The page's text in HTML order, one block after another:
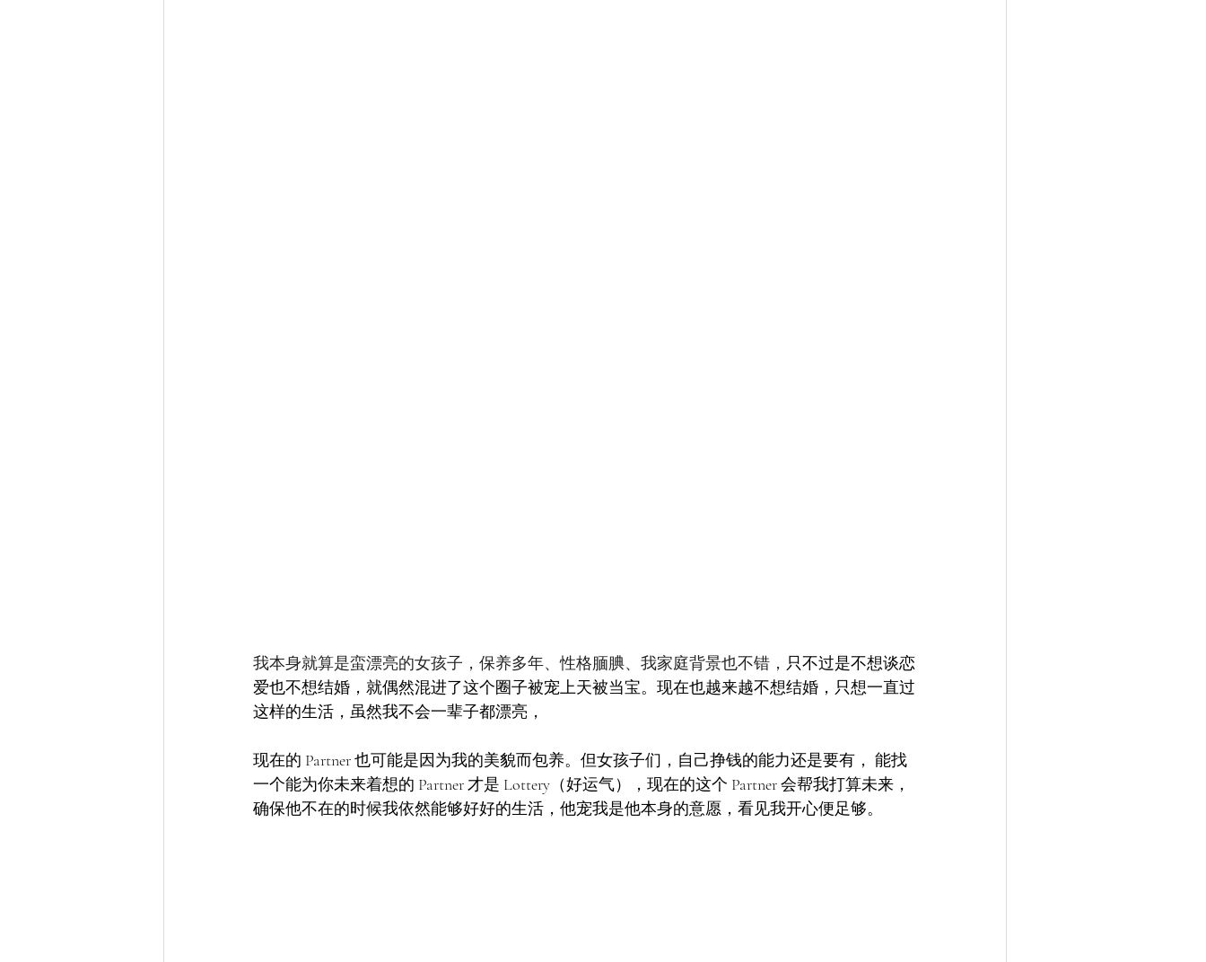
我本身就算是蛮漂亮的女孩子，保养多年、性格腼腆、我家庭背景也不错， 只不过是不想谈恋
爱也不想结婚，就偶然混进了这个圈子被宠上天被当宝。现在也越来越不想结婚，只想一直过
这样的生活，虽然我不会一辈子都漂亮，
现在的 Partner 也可能是因为我的美貌而包养。但女孩子们，自己挣钱的能力还是要有， 能找
一个能为你未来着想的 Partner 才是 Lottery（好运气），现在的这个 Partner 会帮我打算未来，
确保他不在的时候我依然能够好好的生活，他宠我是他本身的意愿，看见我开心便足够。